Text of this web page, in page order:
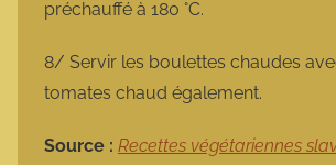
préchauffé à 180 °C.
8/ Servir les boulettes chaudes
tomates chaud également.
Source : Recettes végétariennes